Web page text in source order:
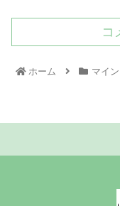
コ
ホーム マイ